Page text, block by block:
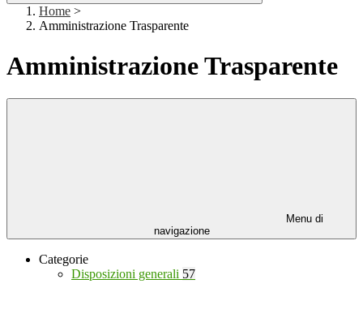
Home >
Amministrazione Trasparente
Amministrazione Trasparente
Menu di
navigazione
Categorie
Disposizioni generali 57